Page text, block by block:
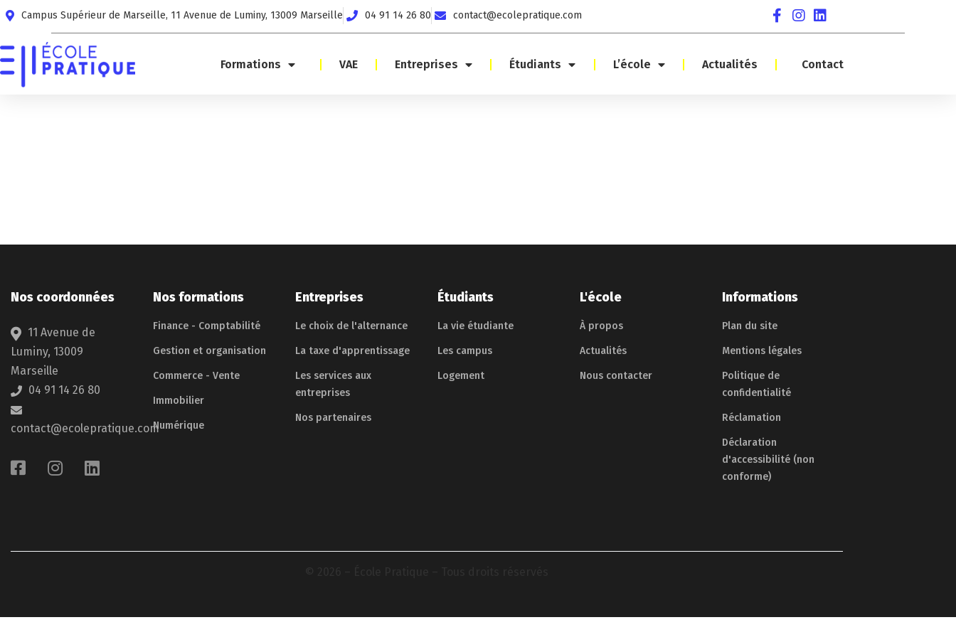
Campus Supérieur de Marseille, 11 Avenue de Luminy, 13009 Marseille 04 91 14 26 80 contact@ecolepratique.com
Formations VAE Entreprises Étudiants L’école Actualités Contact
Nos coordonnées
11 Avenue de
Luminy, 13009
Marseille
04 91 14 26 80
contact@ecolepratique.com
Nos formations
Finance - Comptabilité
Gestion et organisation
Commerce - Vente
Immobilier
Numérique
Entreprises
Le choix de l'alternance
La taxe d'apprentissage
Les services aux
entreprises
Nos partenaires
Étudiants
La vie étudiante
Les campus
Logement
L'école
À propos
Actualités
Nous contacter
Informations
Plan du site
Mentions légales
Politique de
confidentialité
Réclamation
Déclaration
d'accessibilité (non
conforme)